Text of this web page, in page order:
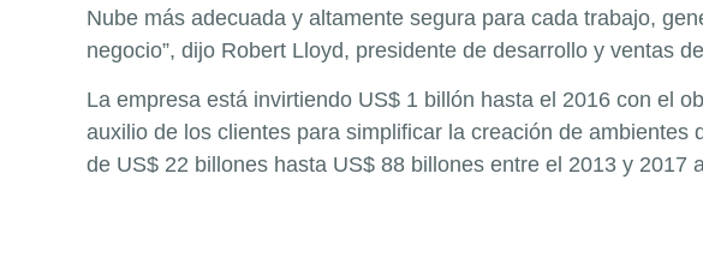
Nube más adecuada y altamente segura para cada trabajo,
negocio”, dijo Robert Lloyd, presidente de desarrollo y ventas
La empresa está invirtiendo US$ 1 billón hasta el 2016 con el
auxilio de los clientes para simplificar la creación de
de US$ 22 billones hasta US$ 88 billones entre el 2013 y 2017